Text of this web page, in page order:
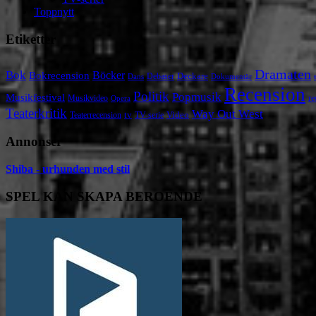
Toppnytt
Etiketter
Bok Bokrecension Böcker Dans Debaser Deckare Dokumentär Dramaten
Musikfestival Musikvideo Opera Politik Popmusik Recension
Teaterkritik Teaterrecension tv TV-serie Video Way Out West
Annonser
Shiba - urhunden med stil
SPEL KAN SKAPA BEROENDE